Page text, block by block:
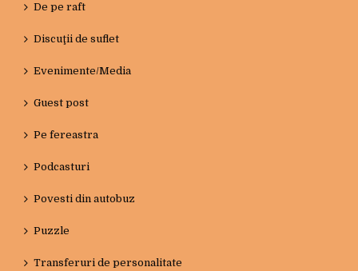
De pe raft
Discuţii de suflet
Evenimente/Media
Guest post
Pe fereastra
Podcasturi
Povesti din autobuz
Puzzle
Transferuri de personalitate